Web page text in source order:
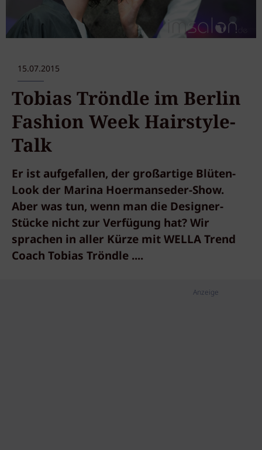
15.07.2015
Tobias Tröndle im Berlin
Fashion Week Hairstyle-
Talk
Er ist aufgefallen, der großartige Blüten-
Look der Marina Hoermanseder-Show.
Aber was tun, wenn man die Designer-
Stücke nicht zur Verfügung hat? Wir
sprachen in aller Kürze mit WELLA Trend
Coach Tobias Tröndle ....
Anzeige